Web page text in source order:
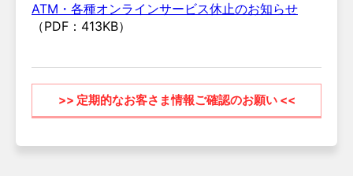
ATM・各種オンラインサービス休止のお知らせ
（PDF：413KB）
>> 定期的なお客さま情報ご確認のお願い <<